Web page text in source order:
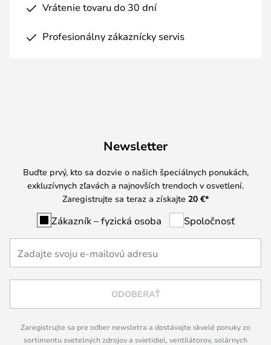
Vrátenie tovaru do 30 dní
Profesionálny zákaznícky servis
Newsletter
Buďte prvý, kto sa dozvie o našich špeciálnych ponukách,
exkluzívnych zľavách a najnovších trendoch v osvetlení.
Zaregistrujte sa teraz a získajte 20 €*
Zákazník – fyzická osoba Spoločnosť
ODOBERAŤ
Zaregistrujte sa pre odber newsletra a dostávajte skvelé ponuky zo
sortimentu svetelných zdrojov a svietidiel, ventilátorov, solárnych